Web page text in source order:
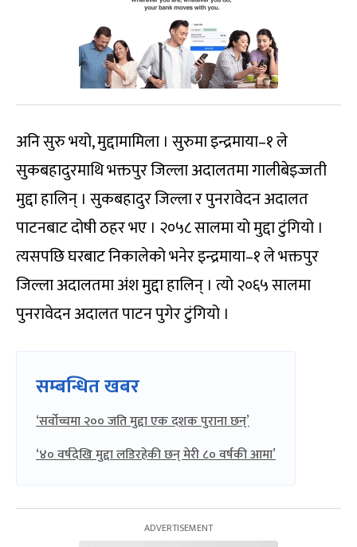
अनि सुरु भयो, मुद्दामामिला । सुरुमा इन्द्रमाया–१ ले
सुकबहादुरमाथि भक्तपुर जिल्ला अदालतमा गालीबेइज्जती
मुद्दा हालिन् । सुकबहादुर जिल्ला र पुनरावेदन अदालत
पाटनबाट दोषी ठहर भए । २०५८ सालमा यो मुद्दा टुंगियो ।
त्यसपछि घरबाट निकालेको भनेर इन्द्रमाया–१ ले भक्तपुर
जिल्ला अदालतमा अंश मुद्दा हालिन् । त्यो २०६५ सालमा
पुनरावेदन अदालत पाटन पुगेर टुंगियो ।
सम्बन्धित खबर
‘सर्वोच्चमा २०० जति मुद्दा एक दशक पुराना छन्’
‘४० वर्षदेखि मुद्दा लडिरहेकी छन् मेरी ८० वर्षकी आमा’